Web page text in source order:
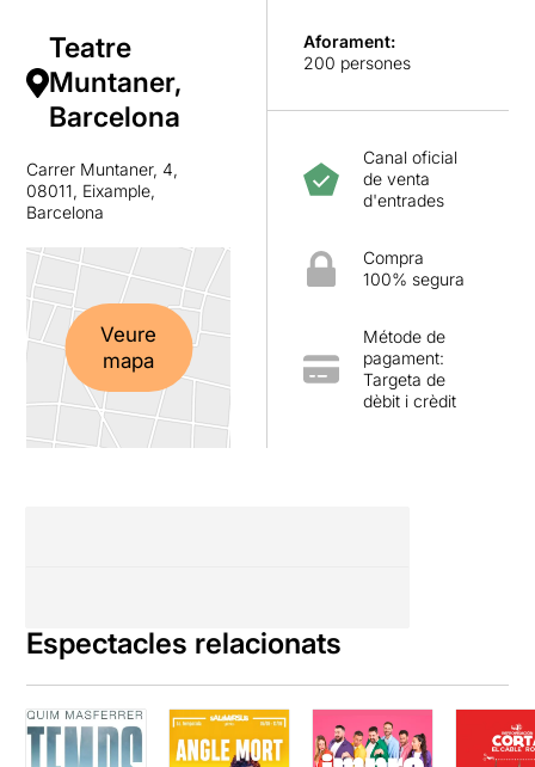
Teatre
Muntaner,
Barcelona
Carrer Muntaner, 4,
08011, Eixample,
Barcelona
Veure
mapa
Aforament:
200 persones
Canal oficial
de venta
d'entrades
Compra
100% segura
Métode de
pagament:
Targeta de
dèbit i crèdit
Espectacles relacionats